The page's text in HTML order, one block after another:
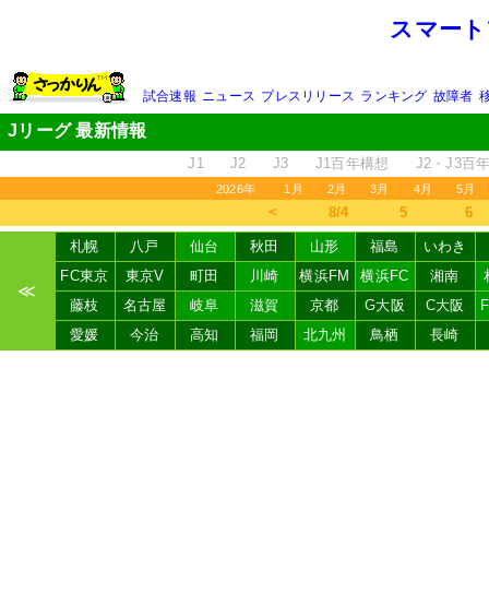
スマー
試合速報 ニュース プレスリリース ランキング 故障者
Jリーグ 最新情報
J1 J2 J3 J1百年構想 J2・J3百
2026年 1月 2月 3月 4月 5月
＜ 8/4 5 6
≪
札幌 八戸 仙台 秋田 山形 福島
いわき
FC東京
東京V 町田 川崎 横浜FM 横浜FC 湘南
藤枝
名古屋 岐阜 滋賀 京都 G大阪 C大阪
愛媛
今治 高知 福岡 北九州 鳥栖 長崎